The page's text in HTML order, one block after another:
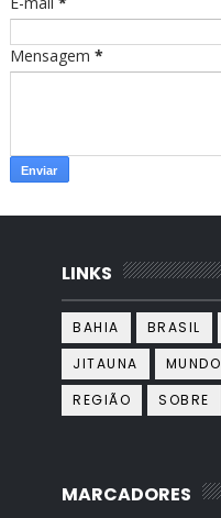
Mensagem *
LINKS
BAHIA BRASIL
JITAUNA
MUNDO
REGIÃO
SOBRE
MARCADORES